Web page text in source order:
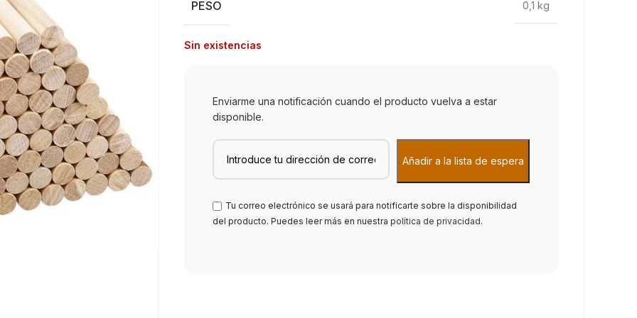
PESO 0,1 kg
Sin existencias
Enviarme una notificación cuando el producto vuelva a estar
disponible.
Tu correo electrónico se usará para notificarte sobre la disponibilidad
del producto. Puedes leer más en nuestra política de privacidad.